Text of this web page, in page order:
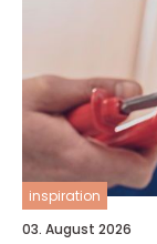
inspiration
03. August 2026